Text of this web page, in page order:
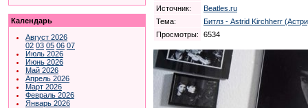
Календарь
Август 2026
02 03 05 06 07
Июль 2026
Июнь 2026
Май 2026
Апрель 2026
Март 2026
Февраль 2026
Январь 2026
Источник:
Beatles.ru
Тема:
Битлз - Astrid Kirchherr
Просмотры:
6534